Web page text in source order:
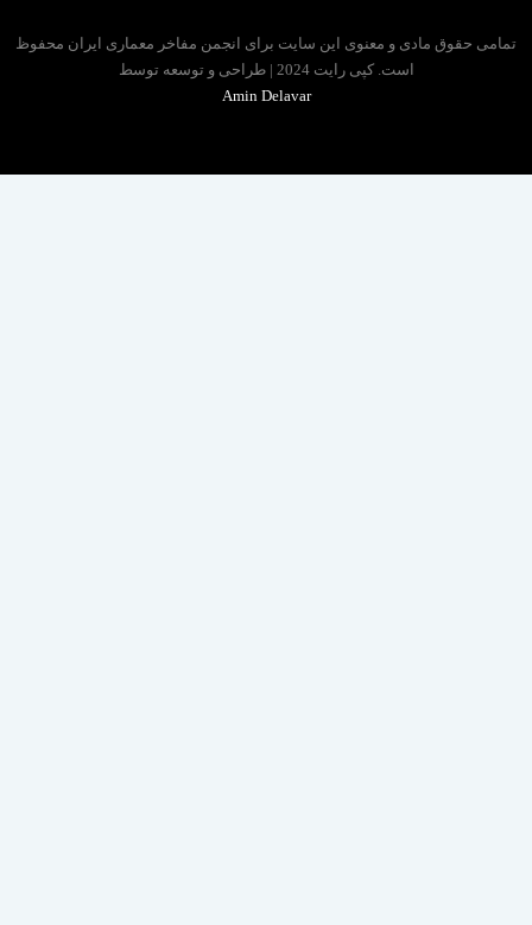
حقوق مادی و معنوی این سایت برای انجمن مفاخر معماری ایران محفوظ
است. کپی رایت 2024 | طراحی و توسعه توسط
Amin Delavar